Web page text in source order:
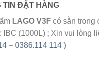
TIN ĐẶT HÀNG
LAGO V3F có sẵn trong
IBC (1000L) ; Xin vui lòng
– 0386.114 114 )